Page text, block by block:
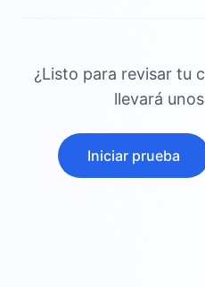
¿Listo para revisar tu
llevará
Iniciar prueba